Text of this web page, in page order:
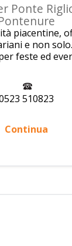
Ponte
piacentine,
e non
feste ed
510823
Continua